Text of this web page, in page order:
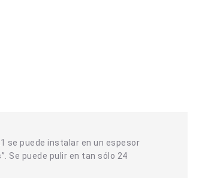
se puede instalar en un espesor
Se puede pulir en tan sólo 24